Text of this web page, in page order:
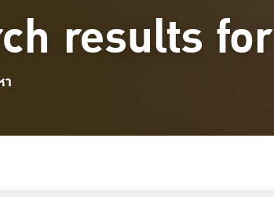
results for